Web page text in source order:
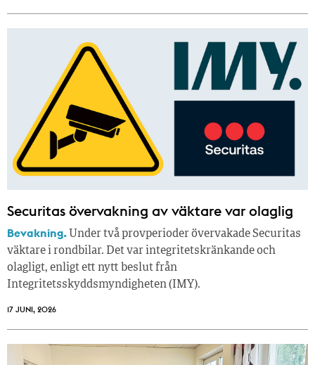
Securitas övervakning av väktare var olaglig
Bevakning. Under två provperioder övervakade Securitas
väktare i rondbilar. Det var integritetskränkande och
olagligt, enligt ett nytt beslut från
Integritetsskyddsmyndigheten (IMY).
17 JUNI, 2026